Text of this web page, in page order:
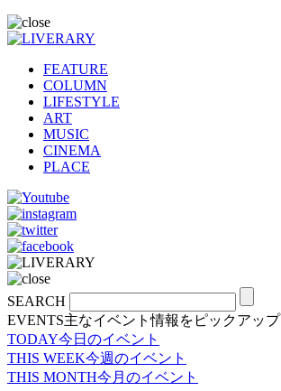
FEATURE
COLUMN
LIFESTYLE
ART
MUSIC
CINEMA
PLACE
SEARCH
EVENTS主なイベント情報をピックアップ
TODAY今日のイベント
THIS WEEK今週のイベント
THIS MONTH今月のイベント